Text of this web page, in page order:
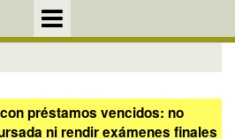
préstamos vencidos: no
ni rendir exámenes finales